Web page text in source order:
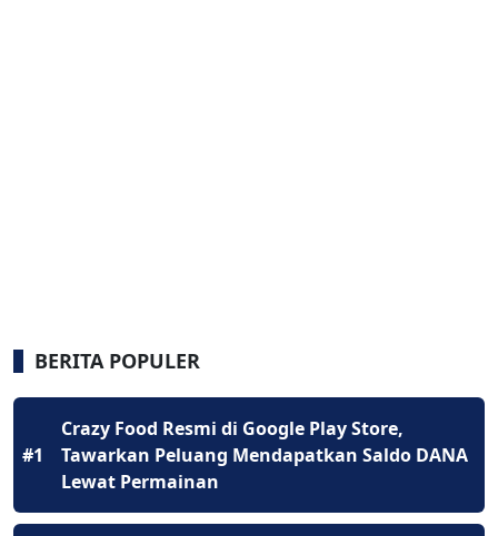
BERITA POPULER
#1
Crazy Food Resmi di Google Play Store,
Tawarkan Peluang Mendapatkan Saldo DANA
Lewat Permainan